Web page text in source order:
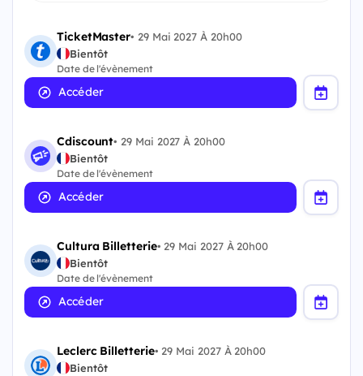
TicketMaster• 29 Mai 2027 À 20h00
Bientôt
Date de l'évènement
Accéder
Cdiscount• 29 Mai 2027 À 20h00
Bientôt
Date de l'évènement
Accéder
Cultura Billetterie• 29 Mai 2027 À 20h00
Bientôt
Date de l'évènement
Accéder
Leclerc Billetterie• 29 Mai 2027 À 20h00
Bientôt